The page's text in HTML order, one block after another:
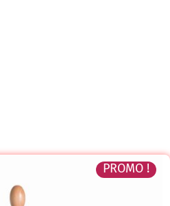
PROMO !